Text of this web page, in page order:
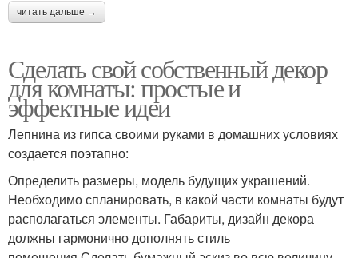
читать дальше →
Сделать свой собственный декор
для комнаты: простые и
эффектные идеи
Лепнина из гипса своими руками в домашних условиях
создается поэтапно:
Определить размеры, модель будущих украшений.
Необходимо спланировать, в какой части комнаты будут
располагаться элементы. Габариты, дизайн декора
должны гармонично дополнять стиль